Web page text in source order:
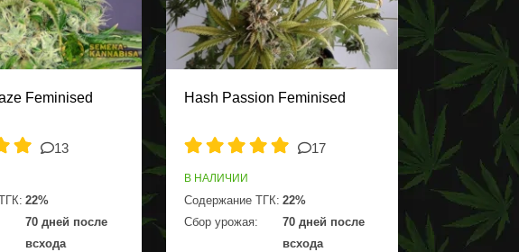
Feminised
13
22%
70 дней после
всхода
Hash Passion Feminised
17
В НАЛИЧИИ
Содержание ТГК: 22%
Сбор урожая:
70 дней после
всхода